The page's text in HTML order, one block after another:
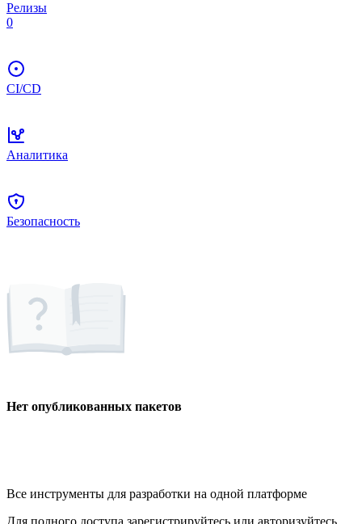
Релизы
0
CI/CD
Аналитика
Безопасность
Нет опубликованных пакетов
Все инструменты для разработки на одной платформе
Для полного доступа зарегистрируйтесь или авторизуйтесь